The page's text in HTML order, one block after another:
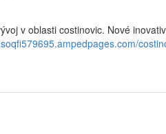
v oblasti costinovic. Nové